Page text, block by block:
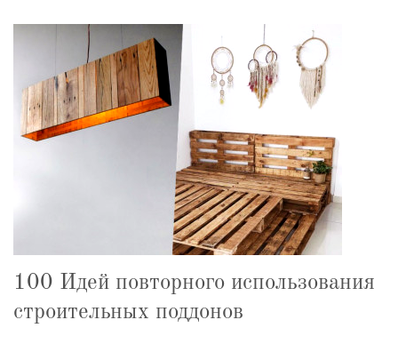
100 Идей повторного использования
строительных поддонов